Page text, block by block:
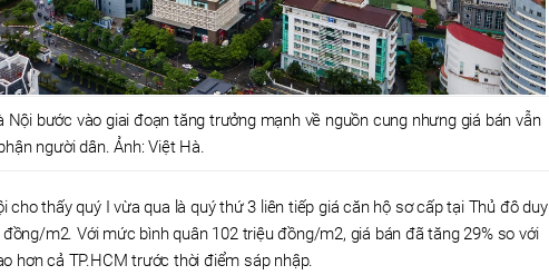
bước vào giai đoạn tăng trưởng mạnh về nguồn cung nhưng giá bán vẫn
người dân. Ảnh: Việt Hà.
cho thấy quý I vừa qua là quý thứ 3 liên tiếp giá căn hộ sơ cấp tại Thủ đô duy
m2. Với mức bình quân 102 triệu đồng/m2, giá bán đã tăng 29% so với
hơn cả TP.HCM trước thời điểm sáp nhập.